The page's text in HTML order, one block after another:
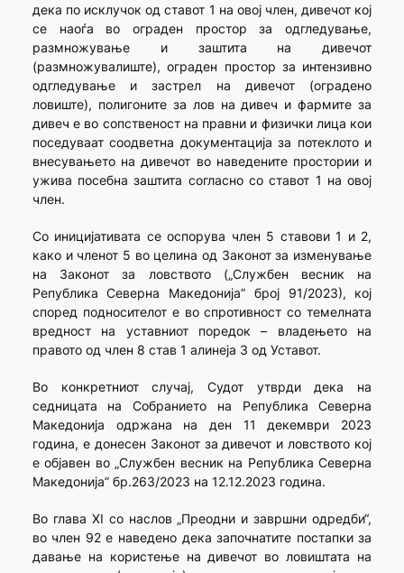
дека по исклучок од ставот 1 на овој член, дивечот кој
се наоѓа во ограден простор за одгледување,
размножување и заштита на дивечот
(размножувалиште), ограден простор за интензивно
одгледување и застрел на дивечот (оградено
ловиште), полигоните за лов на дивеч и фармите за
дивеч е во сопственост на правни и физички лица кои
поседуваат соодветна документација за потеклото и
внесувањето на дивечот во наведените простории и
ужива посебна заштита согласно со ставот 1 на овој
член.
Со иницијативата се оспорува член 5 ставови 1 и 2,
како и членот 5 во целина од Законот за изменување
на Законот за ловството („Службен весник на
Република Северна Македонија” број 91/2023), кој
според подносителот е во спротивност со темелната
вредност на уставниот поредок – владењето на
правото од член 8 став 1 алинеја 3 од Уставот.
Во конкретниот случај, Судот утврди дека на
седницата на Собранието на Република Северна
Македонија одржана на ден 11 декември 2023
година, е донесен Законот за дивечот и ловството кој
е објавен во „Службен весник на Република Северна
Македонија” бр.263/2023 на 12.12.2023 година.
Во глава XI со наслов „Преодни и завршни одредби“,
во член 92 е наведено дека започнатите постапки за
давање на користење на дивечот во ловиштата на